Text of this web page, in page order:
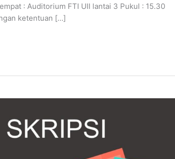
: Auditorium FTI UII lantai 3 Pukul : 15.30
ketentuan […]